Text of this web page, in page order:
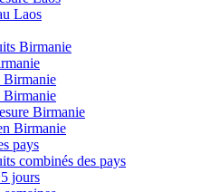
Laos
Birmanie
Birmanie
Birmanie
Birmanie
Birmanie
pays
combinés des pays
jours